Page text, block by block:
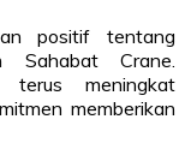
positif tentang
Sahabat Crane.
terus meningkat
memberikan